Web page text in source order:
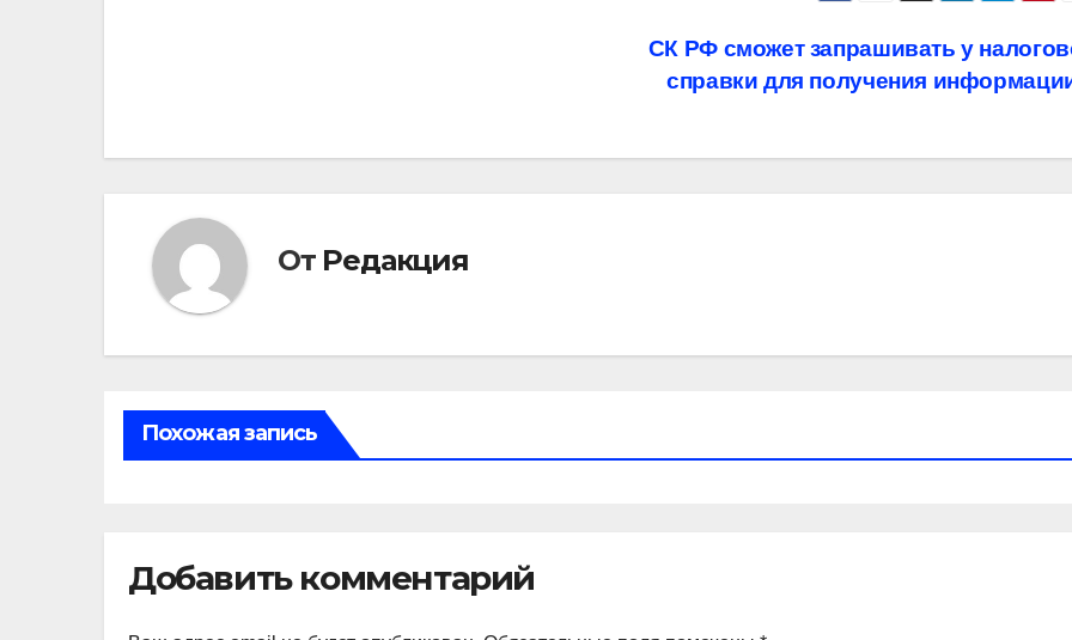
записям
СК РФ сможет запрашивать у
справки для получения
От Редакция
Похожая запись
Добавить комментарий